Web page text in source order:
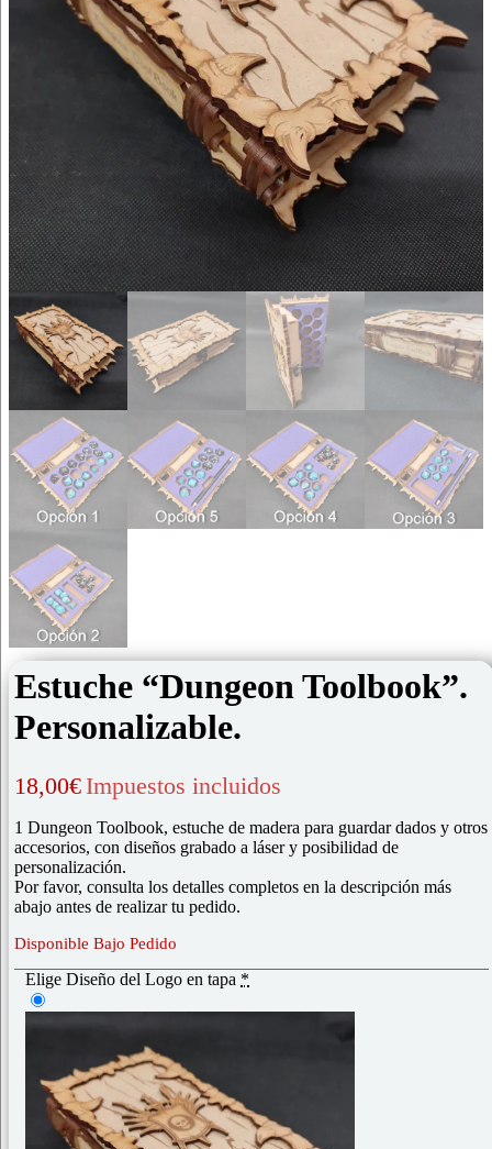
Estuche “Dungeon Toolbook”.
Personalizable.
18,00€ Impuestos incluidos
1 Dungeon Toolbook, estuche de madera para guardar dados y otros
accesorios, con diseños grabado a láser y posibilidad de
personalización.
Por favor, consulta los detalles completos en la descripción más
abajo antes de realizar tu pedido.
Disponible Bajo Pedido
Elige Diseño del Logo en tapa *